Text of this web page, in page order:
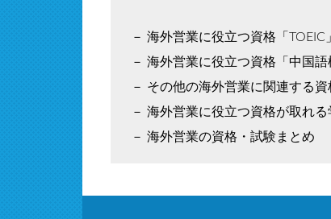
海外営業に役立つ資格「TOEIC」
海外営業に役立つ資格「中国語
その他の海外営業に関連する資
海外営業に役立つ資格が取れる
海外営業の資格・試験まとめ